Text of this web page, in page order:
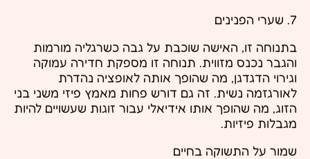
7. שערי הפנינים
בתנוחה זו, האישה שוכבת על גבה כשרגליה מורמות
והגבר נכנס מזווית. תנוחה זו מספקת חדירה עמוקה
וגירוי הדגדגן, מה שהופך אותה לאופציה נהדרת
לאורגזמה נשית. זה גם דורש פחות מאמץ פיזי משני בני
הזוג, מה שהופך אותו אידיאלי עבור זוגות שעשויים להיות
מגבלות פיזיות.
שמור על התשוקה בחיים